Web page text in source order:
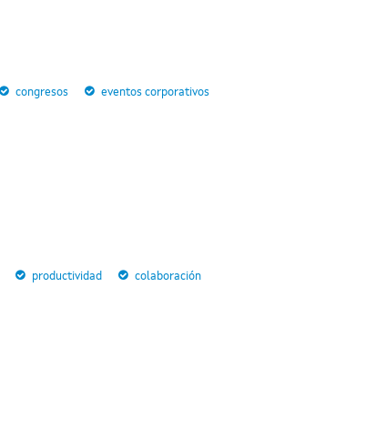
congresos eventos corporativos
productividad colaboración